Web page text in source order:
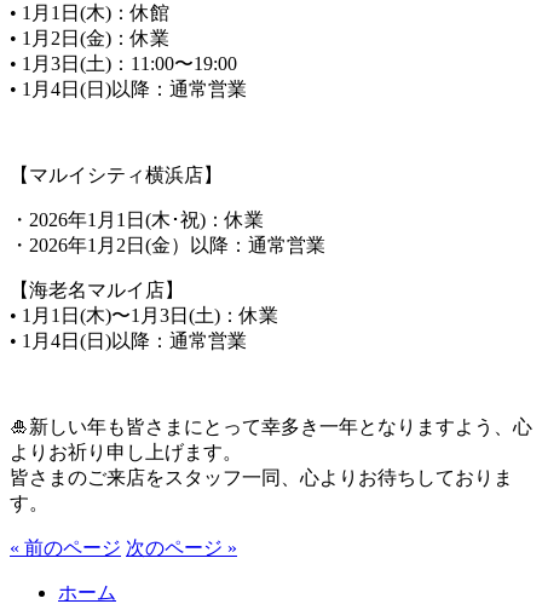
• 1月1日(木)：休館
• 1月2日(金)：休業
• 1月3日(土)：11:00〜19:00
• 1月4日(日)以降：通常営業
【マルイシティ横浜店】
・2026年1月1日(木･祝)：休業
・2026年1月2日(金）以降：通常営業
【海老名マルイ店】
• 1月1日(木)〜1月3日(土)：休業
• 1月4日(日)以降：通常営業
🎍新しい年も皆さまにとって幸多き一年となりますよう、心
よりお祈り申し上げます。
皆さまのご来店をスタッフ一同、心よりお待ちしておりま
す。
« 前のページ 次のページ »
ホーム